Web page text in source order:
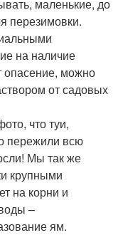
маленькие, до
перезимовки.
на наличие
опасение, можно
от садовых
что туи,
пережили всю
Мы так же
крупными
на корни и
–
ям.